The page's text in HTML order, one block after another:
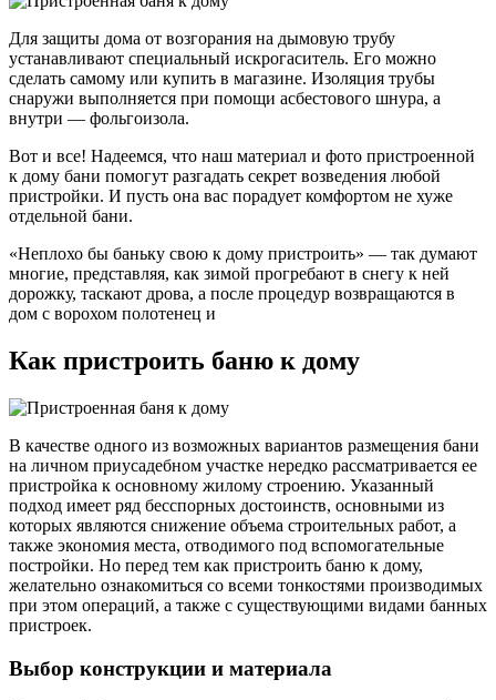
Для защиты дома от возгорания на дымовую трубу
устанавливают специальный искрогаситель. Его можно
сделать самому или купить в магазине. Изоляция трубы
снаружи выполняется при помощи асбестового шнура, а
внутри — фольгоизола.
Вот и все! Надеемся, что наш материал и фото пристроенной
к дому бани помогут разгадать секрет возведения любой
пристройки. И пусть она вас порадует комфортом не хуже
отдельной бани.
«Неплохо бы баньку свою к дому пристроить» — так думают
многие, представляя, как зимой прогребают в снегу к ней
дорожку, таскают дрова, а после процедур возвращаются в
дом с ворохом полотенец и
Как пристроить баню к дому
В качестве одного из возможных вариантов размещения бани
на личном приусадебном участке нередко рассматривается ее
пристройка к основному жилому строению. Указанный
подход имеет ряд бесспорных достоинств, основными из
которых являются снижение объема строительных работ, а
также экономия места, отводимого под вспомогательные
постройки. Но перед тем как пристроить баню к дому,
желательно ознакомиться со всеми тонкостями производимых
при этом операций, а также с существующими видами банных
пристроек.
Выбор конструкции и материала